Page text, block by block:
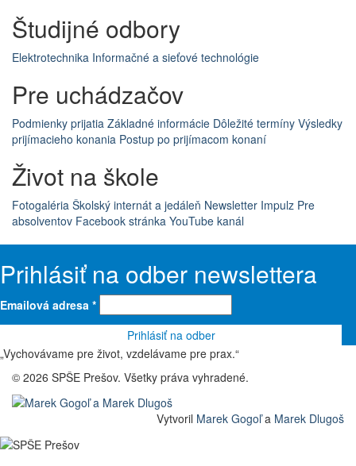
Študijné odbory
Elektrotechnika Informačné a sieťové technológie
Pre uchádzačov
Podmienky prijatia Základné informácie Dôležité termíny Výsledky
prijímacieho konania Postup po prijímacom konaní
Život na škole
Fotogaléria Školský internát a jedáleň Newsletter Impulz Pre
absolventov Facebook stránka YouTube kanál
Prihlásiť na odber newslettera
Emailová adresa *
„Vychovávame pre život, vzdelávame pre prax.“
© 2026 SPŠE Prešov. Všetky práva vyhradené.
Vytvoril Marek Gogoľa Marek Dlugoš